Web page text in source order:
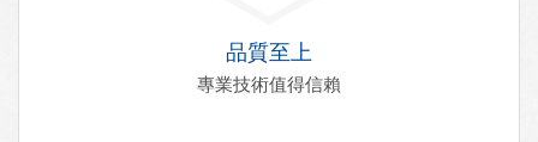
品質至上
專業技術值得信賴